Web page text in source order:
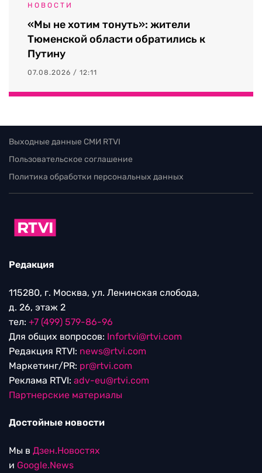
НОВОСТИ
«Мы не хотим тонуть»: жители
Тюменской области обратились к
Путину
07.08.2026 / 12:11
Выходные данные СМИ RTVI
Пользовательское соглашение
Политика обработки персональных данных
Редакция
115280, г. Москва, ул. Ленинская слобода,
д. 26, этаж 2
тел: +7 (499) 579-86-96
Для общих вопросов: Infortvi@rtvi.com
Редакция RTVI: news@rtvi.com
Маркетинг/PR: pr@rtvi.com
Реклама RTVI: adv-eu@rtvi.com
Партнерские материалы
Достойные новости
Мы в Дзен.Новостях
и Google.News